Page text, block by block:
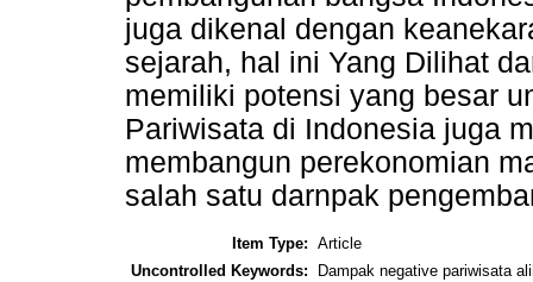
juga dikenal dengan
sejarah, hal ini Yang Dilihat
memiliki potensi yang besar
Pariwisata di Indonesia juga
membangun perekonomian
salah satu darnpak
Item Type: Article
Uncontrolled Keywords:
Dampak negative pariwisata